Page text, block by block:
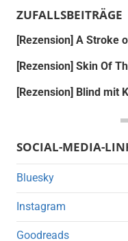
ZUFALLSBEITRÄGE
[Rezension] A Stroke
[Rezension] Skin Of
[Rezension] Blind mit
SOCIAL-MEDIA-
Bluesky
Instagram
Goodreads